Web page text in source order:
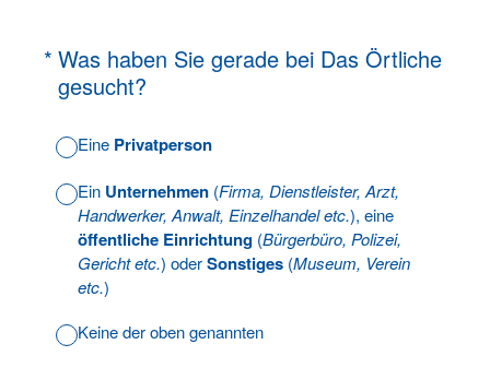
* Was haben Sie gerade bei Das Örtliche
gesucht?
(Erforderlich.)
Eine Privatperson
Ein Unternehmen (Firma, Dienstleister, Arzt,
Handwerker, Anwalt, Einzelhandel etc.), eine
öffentliche Einrichtung (Bürgerbüro, Polizei,
Gericht etc.) oderSonstiges (Museum, Verein
etc.)
Keine der oben genannten